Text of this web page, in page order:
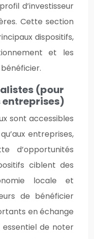
d’investisseur
Cette section
dispositifs,
et les
(pour
entreprises)
sont accessibles
entreprises,
d’opportunités
ciblent des
locale et
de bénéficier
en échange
de noter